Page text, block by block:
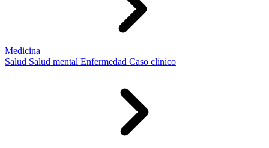
Medicina
Salud Salud mental Enfermedad Caso clínico